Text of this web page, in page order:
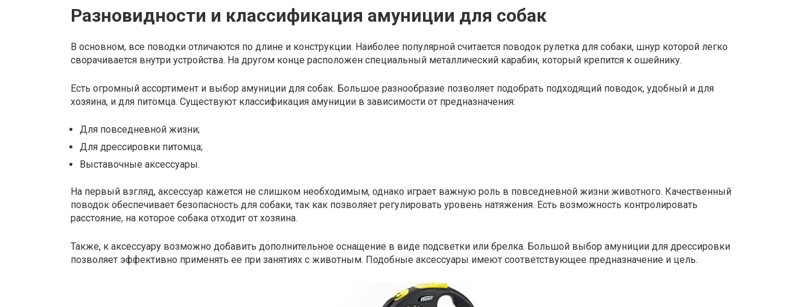
Разновидности и классификация амуниции для собак
В основном, все поводки отличаются по длине и конструкции. Наиболее популярной считается поводок рулетка для собаки, шнур которой легко
сворачивается внутри устройства. На другом конце расположен специальный металлический карабин, который крепится к ошейнику.
Есть огромный ассортимент и выбор амуниции для собак. Большое разнообразие позволяет подобрать подходящий поводок, удобный и для
хозяина, и для питомца. Существуют классификация амуниции в зависимости от предназначения:
Для повседневной жизни;
Для дрессировки питомца;
Выставочные аксессуары.
На первый взгляд, аксессуар кажется не слишком необходимым, однако играет важную роль в повседневной жизни животного. Качественный
поводок обеспечивает безопасность для собаки, так как позволяет регулировать уровень натяжения. Есть возможность контролировать
расстояние, на которое собака отходит от хозяина.
Также, к аксессуару возможно добавить дополнительное оснащение в виде подсветки или брелка. Большой выбор амуниции для дрессировки
позволяет эффективно применять ее при занятиях с животным. Подобные аксессуары имеют соответствующее предназначение и цель.